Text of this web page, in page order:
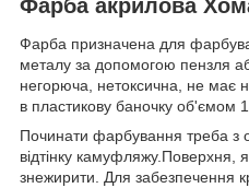
Фарба акрилова
Фарба призначена для
металу за допомогою пензля
негорюча, нетоксична, не має
в пластикову баночку об'ємом
Починати фарбування треба з
відтінку камуфляжу.Поверхня,
знежирити. Для забезпечення